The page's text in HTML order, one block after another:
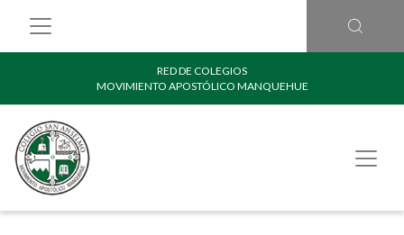
RED DE COLEGIOS
MOVIMIENTO APOSTÓLICO MANQUEHUE